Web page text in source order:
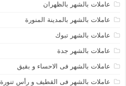
عاملات بالشهر بالظهران
عاملات بالشهر بالمدينة المنورة
عاملات بالشهر تبوك
عاملات بالشهر جدة
عاملات بالشهر فى الاحساء و بقيق
عاملات بالشهر فى القطيف و رأس تنورة